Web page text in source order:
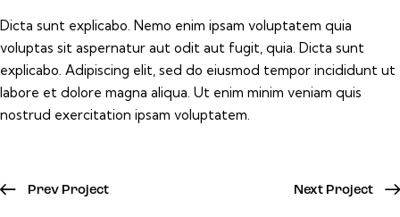
Dicta sunt explicabo. Nemo enim ipsam voluptatem quia
voluptas sit aspernatur aut odit aut fugit, quia. Dicta sunt
explicabo. Adipiscing elit, sed do eiusmod tempor incididunt ut
labore et dolore magna aliqua. Ut enim minim veniam quis
nostrud exercitation ipsam voluptatem.
Prev Project Next Project